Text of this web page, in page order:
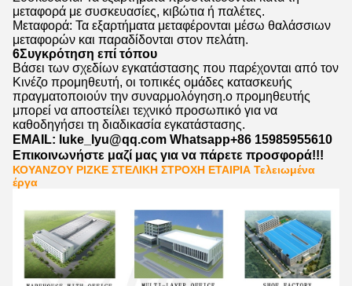
μεταφορά με συσκευασίες, κιβώτια ή παλέτες.
Μεταφορά: Τα εξαρτήματα μεταφέρονται μέσω θαλάσσιων
μεταφορών και παραδίδονται στον πελάτη.
6Συγκρότηση επί τόπου
Βάσει των σχεδίων εγκατάστασης που παρέχονται από τον
Κινέζο προμηθευτή, οι τοπικές ομάδες κατασκευής
πραγματοποιούν την συναρμολόγηση.ο προμηθευτής
μπορεί να αποστείλει τεχνικό προσωπικό για να
καθοδηγήσει τη διαδικασία εγκατάστασης.
EMAIL: luke_lyu@qq.com Whatsapp+86 15985955610
Επικοινωνήστε μαζί μας για να πάρετε προσφορά!!!
ΚΟΥΑΝΖΟΥ ΡΙΖΚΕ ΣΤΕΛΙΚΗ ΣΤΡΟΧΗ ΕΤΑΙΡΙΑ Τελειωμένα
έργα